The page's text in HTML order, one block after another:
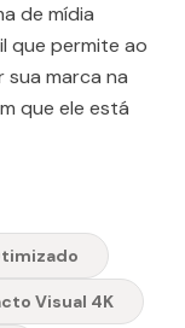
de mídia
que permite ao
marca na
que ele está
Visual 4K